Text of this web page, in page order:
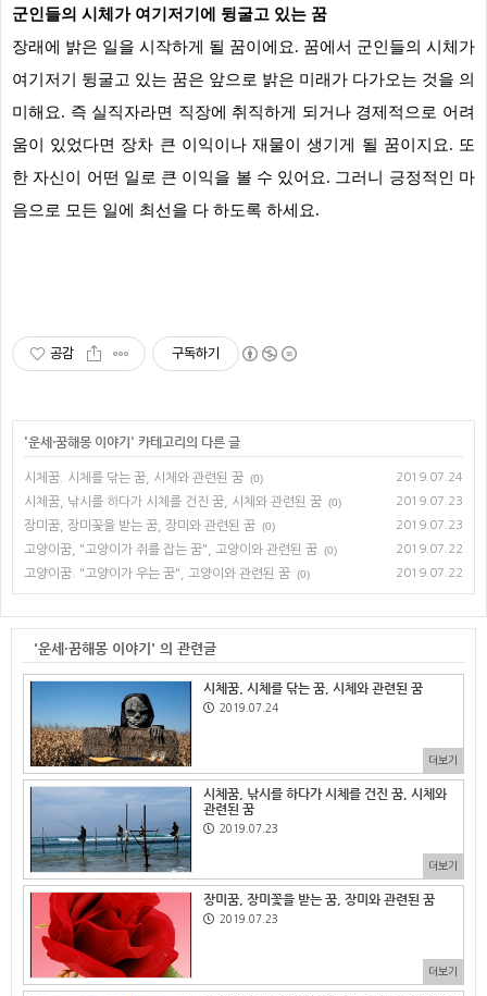
군인들의 시체가 여기저기에 뒹굴고 있는 꿈
장래에 밝은 일을 시작하게 될 꿈이에요. 꿈에서 군인들의 시체가
여기저기 뒹굴고 있는 꿈은 앞으로 밝은 미래가 다가오는 것을 의
미해요. 즉 실직자라면 직장에 취직하게 되거나 경제적으로 어려
움이 있었다면 장차 큰 이익이나 재물이 생기게 될 꿈이지요. 또
한 자신이 어떤 일로 큰 이익을 볼 수 있어요. 그러니 긍정적인 마
음으로 모든 일에 최선을 다 하도록 하세요.
공감 구독하기
'운세·꿈해몽 이야기 ' 카테고리의 다른 글
시체꿈. 시체를 닦는 꿈, 시체와 관련된 꿈 (0) 2019.07.24
시체꿈, 낚시를 하다가 시체를 건진 꿈, 시체와 관련된 꿈 (0) 2019.07.23
장미꿈, 장미꽃을 받는 꿈, 장미와 관련된 꿈 (0) 2019.07.23
고양이꿈, "고양이가 쥐를 잡는 꿈", 고양이와 관련된 꿈 (0) 2019.07.22
고양이꿈. "고양이가 우는 꿈", 고양이와 관련된 꿈 (0) 2019.07.22
'운세·꿈해몽 이야기' 의 관련글
시체꿈. 시체를 닦는 꿈, 시체와 관련된 꿈
2019.07.24
더보기
시체꿈, 낚시를 하다가 시체를 건진 꿈, 시체와
관련된 꿈
2019.07.23
더보기
장미꿈, 장미꽃을 받는 꿈, 장미와 관련된 꿈
2019.07.23
더보기